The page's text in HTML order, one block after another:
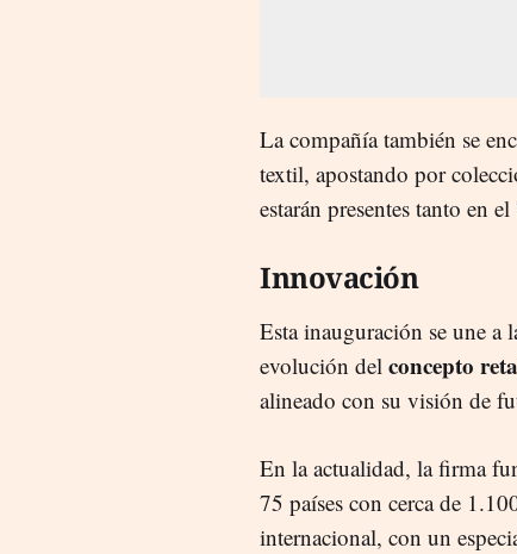
La compañía también se
textil, apostando por
estarán presentes tanto en
Innovación
Esta inauguración se une a
evolución del concepto
alineado con su visión de
En la actualidad, la firma
75 países con cerca de
internacional, con un